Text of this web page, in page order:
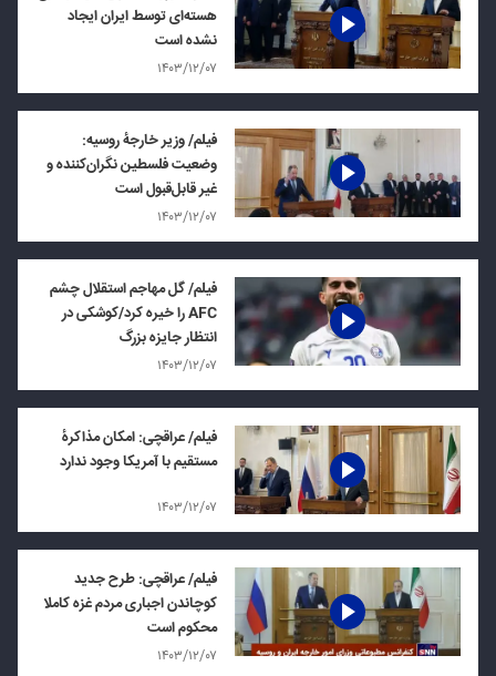
هسته‌ای توسط ایران ایجاد
نشده است
۱۴۰۳/۱۲/۰۷
فیلم/ وزیر خارجهٔ روسیه:
وضعیت فلسطین نگران‌کننده و
غیر قابل‌قبول است
۱۴۰۳/۱۲/۰۷
فیلم/ گل مهاجم استقلال چشم
AFC را خیره کرد/کوشکی در
انتظار جایزه بزرگ
۱۴۰۳/۱۲/۰۷
فیلم/ عراقچی: امکان مذاکرهٔ
مستقیم با آمریکا وجود ندارد
۱۴۰۳/۱۲/۰۷
فیلم/ عراقچی: طرح جدید
کوچاندن اجباری مردم غزه کاملا
محکوم است
۱۴۰۳/۱۲/۰۷